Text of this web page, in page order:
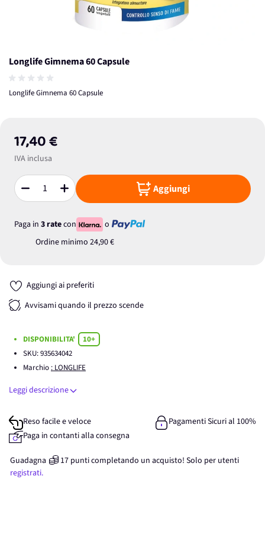
Longlife Gimnema 60 Capsule
Longlife Gimnema 60 Capsule
17,40 €
IVA inclusa
Quantità Aggiungi
Paga in 3 ratecon
o
Ordine minimo 24,90 €
Aggiungi ai preferiti
Avvisami quando il prezzo scende
DISPONIBILITA'
10+
SKU:935634042
Marchio : LONGLIFE
Leggi descrizione
Reso facile e veloce
Pagamenti Sicuri al 100%
Paga in contanti alla consegna
Guadagna 17 punticompletando un acquisto! Solo per utenti
registrati.